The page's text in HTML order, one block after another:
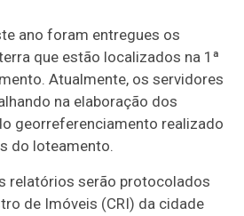
ano foram entregues os
que estão localizados na 1ª
Atualmente, os servidores
na elaboração dos
georreferenciamento realizado
do loteamento.
relatórios serão protocolados
de Imóveis (CRI) da cidade